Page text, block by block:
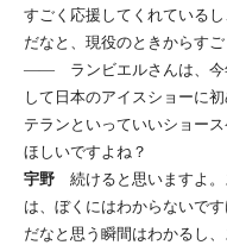
すごく応援してくれている
だなと、現役のときからすご
―― ランビエルさんは、今
して日本のアイスショーに
テランといっていいショー
ほしいですよね？
宇野 続けると思いますよ。
は、ぼくにはわからないで
だなと思う瞬間はわかるし